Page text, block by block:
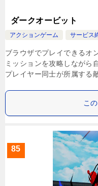
ダークオービット
アクションゲーム サービス
ブラウザでプレイできるオ
ミッションを攻略しながら
プレイヤー同士が所属する
こ
85